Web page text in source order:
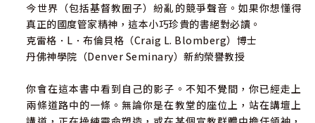
今世界（包括基督教圈子）紛亂的競爭聲音。如果你想懂得
真正的國度管家精神，這本小巧珍貴的書絕對必讀。
克雷格．L．布倫貝格（Craig L. Blomberg）博士
丹佛神學院（Denver Seminary）新約榮譽教授
你會在這本書中看到自己的影子。不知不覺間，你已經走上
兩條道路中的一條。無論你是在教堂的座位上，站在講壇上